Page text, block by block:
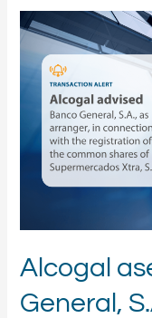
Alcogal
General,
Alcogal
asesoró
Banco
General,
como
estructurador,
relación
registro
acciones
comunes
de